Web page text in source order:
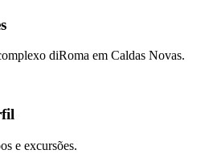
diRoma em Caldas Novas.
e excursões.